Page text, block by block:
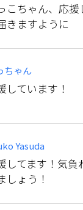
こちゃん、応
きますように
ちゃん
しています！
Yasuda
してます！気負
しょう！